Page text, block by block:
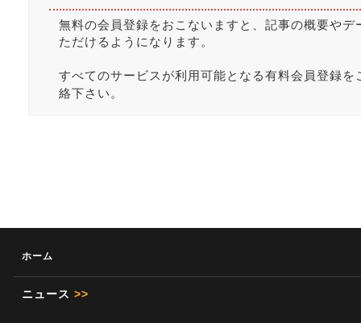
無料の会員登録をおこないますと、記事の概要や
ただけるようになります。
すべてのサービスが利用可能となる有料会員登録を
絡下さい。
ホーム
ニュース >>